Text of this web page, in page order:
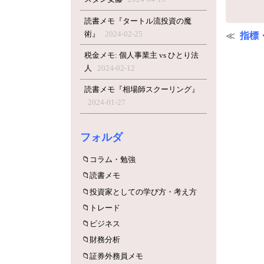
読書メモ『タートル流投資の魔
術』
2024-02-25
税金メモ: 個人事業主 vs ひとり法
人
2024-02-12
読書メモ『相場師スクーリング』
2024-01-27
フォルダ
コラム・勉強
読書メモ
投資家としての学び方・考え方
トレード
ビジネス
財務分析
証券外務員メモ
指標